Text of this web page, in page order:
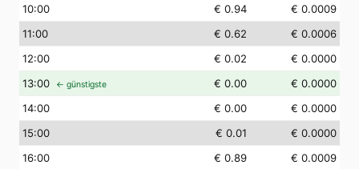
10:00 € 0.94
€ 0.0009
11:00 € 0.62
€ 0.0006
12:00 € 0.02
€ 0.0000
13:00 ← günstigste € 0.00
€ 0.0000
14:00 € 0.00
€ 0.0000
15:00 € 0.01
€ 0.0000
16:00 € 0.89
€ 0.0009